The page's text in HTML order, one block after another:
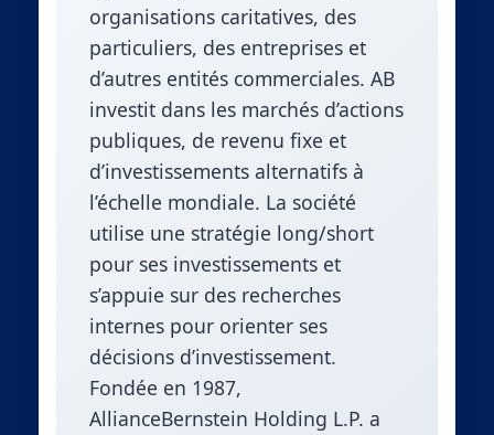
organisations caritatives, des
particuliers, des entreprises et
d’autres entités commerciales. AB
investit dans les marchés d’actions
publiques, de revenu fixe et
d’investissements alternatifs à
l’échelle mondiale. La société
utilise une stratégie long/short
pour ses investissements et
s’appuie sur des recherches
internes pour orienter ses
décisions d’investissement.
Fondée en 1987,
AllianceBernstein Holding L.P. a